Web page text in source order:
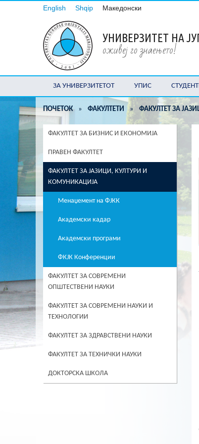
English Shqip Македонски
УНИВЕРЗИТЕТ НА
оживеј го знаењето!
ЗА УНИВЕРЗИТЕТОТ УПИС
ПОЧЕТОК » ФАКУЛТЕТИ » ФАКУЛТЕТ ЗА
ФАКУЛТЕТ ЗА БИЗНИС И ЕКОНОМИЈА
ПРАВЕН ФАКУЛТЕТ
ФАКУЛТЕТ ЗА ЈАЗИЦИ, КУЛТУРИ И
КОМУНИКАЦИЈА
Менаџемент на ФЈКК
Академски кадар
Академски програми
ФКЈК Конференции
ФАКУЛТЕТ ЗА СОВРЕМЕНИ
ОПШТЕСТВЕНИ НАУКИ
ФАКУЛТЕТ ЗА СОВРЕМЕНИ НАУКИ И
ТЕХНОЛОГИИ
ФАКУЛТЕТ ЗА ЗДРАВСТВЕНИ НАУКИ
ФАКУЛТЕТ ЗА ТЕХНИЧКИ НАУКИ
ДОКТОРСКА ШКОЛА